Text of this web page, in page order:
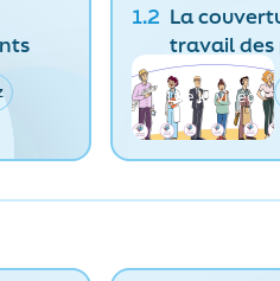
1.2 La
travail des
libéraux
Lire la vidéo